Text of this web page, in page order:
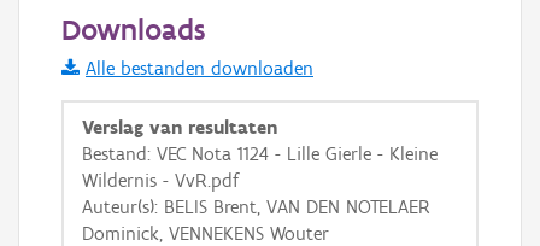
Informatie Vlaanderen
i
+ −
Downloads
Alle bestanden downloaden
Verslag van resultaten
Bestand: VEC Nota 1124 - Lille Gierle - Kleine
Wildernis - VvR.pdf
Auteur(s): BELIS Brent, VAN DEN NOTELAER
Dominick, VENNEKENS Wouter